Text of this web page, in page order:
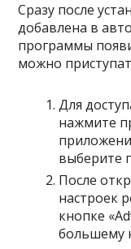
Сразу после
добавлена в
программы
можно
Для
нажмите
выберите
После
настроек
кнопке
большему